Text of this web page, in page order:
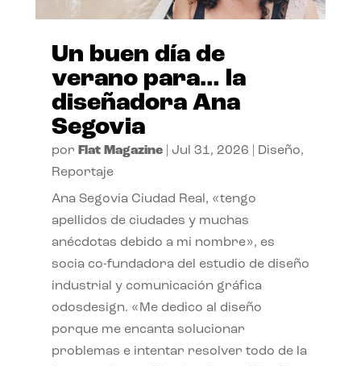
Un buen día de
verano para… la
diseñadora Ana
Segovia
por Flat Magazine| Jul 31, 2026 Diseño,
Reportaje
Ana Segovia Ciudad Real, «tengo
apellidos de ciudades y muchas
anécdotas debido a mi nombre», es
socia co-fundadora del estudio de diseño
industrial y comunicación gráfica
odosdesign. «Me dedico al diseño
porque me encanta solucionar
problemas e intentar resolver todo de la